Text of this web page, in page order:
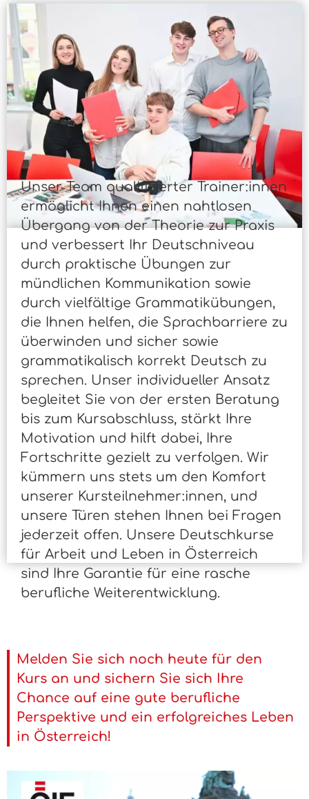
Unser Team qualifizierter Trainer:innen
ermöglicht Ihnen einen nahtlosen
Übergang von der Theorie zur Praxis
und verbessert Ihr Deutschniveau
durch praktische Übungen zur
mündlichen Kommunikation sowie
durch vielfältige Grammatikübungen,
die Ihnen helfen, die Sprachbarriere zu
überwinden und sicher sowie
grammatikalisch korrekt Deutsch zu
sprechen. Unser individueller Ansatz
begleitet Sie von der ersten Beratung
bis zum Kursabschluss, stärkt Ihre
Motivation und hilft dabei, Ihre
Fortschritte gezielt zu verfolgen. Wir
kümmern uns stets um den Komfort
unserer Kursteilnehmer:innen, und
unsere Türen stehen Ihnen bei Fragen
jederzeit offen. Unsere Deutschkurse
für Arbeit und Leben in Österreich
sind Ihre Garantie für eine rasche
berufliche Weiterentwicklung.
Melden Sie sich noch heute für den
Kurs an und sichern Sie sich Ihre
Chance auf eine gute berufliche
Perspektive und ein erfolgreiches Leben
in Österreich!